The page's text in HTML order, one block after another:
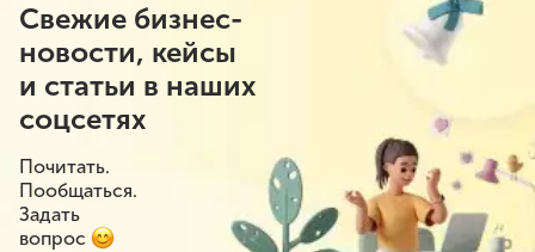
Свежие бизнес-
новости, кейсы
и статьи в наших
соцсетях
Почитать.
Пообщаться.
Задать
вопрос